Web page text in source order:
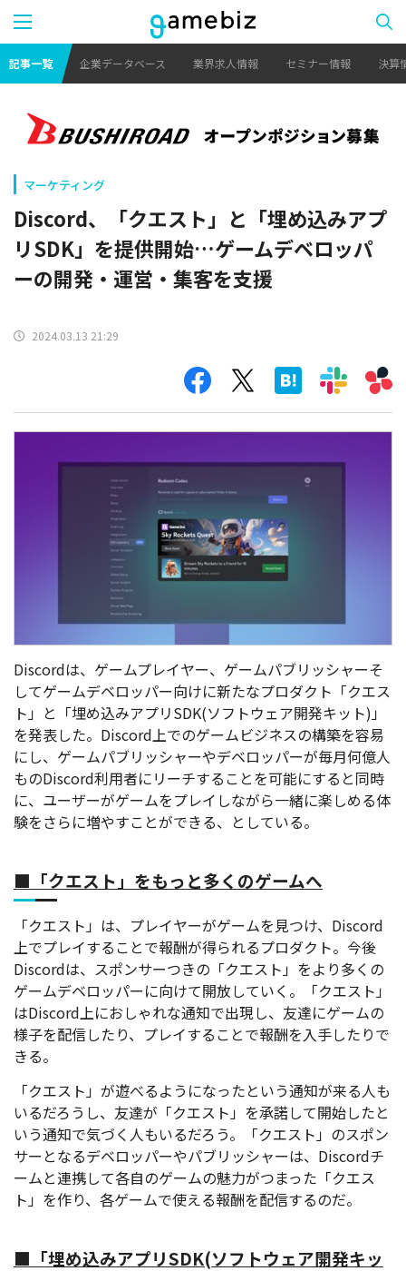
記事一覧 企業データベース 業界求人情報 セミナー情報 決算
マーケティング
Discord、「クエスト」と「埋め込みアプ
リSDK」を提供開始…ゲームデベロッパ
ーの開発・運営・集客を支援
2024.03.13 21:29
Discordは、ゲームプレイヤー、ゲームパブリッシャーそ
してゲームデベロッパー向けに新たなプロダクト「クエス
ト」と「埋め込みアプリSDK(ソフトウェア開発キット)」
を発表した。Discord上でのゲームビジネスの構築を容易
にし、ゲームパブリッシャーやデベロッパーが毎月何億人
ものDiscord利用者にリーチすることを可能にすると同時
に、ユーザーがゲームをプレイしながら一緒に楽しめる体
験をさらに増やすことができる、としている。
■「クエスト」をもっと多くのゲームへ
「クエスト」は、プレイヤーがゲームを見つけ、Discord
上でプレイすることで報酬が得られるプロダクト。 今後
Discordは、スポンサーつきの「クエスト」をより多くの
ゲームデベロッパーに向けて開放していく。「クエスト」
はDiscord上におしゃれな通知で出現し、友達にゲームの
様子を配信したり、プレイすることで報酬を入手したりで
きる。
「クエスト」が遊べるようになったという通知が来る人も
いるだろうし、友達が「クエスト」を承諾して開始したと
いう通知で気づく人もいるだろう。「クエスト」のスポン
サーとなるデベロッパーやパブリッシャーは、Discordチ
ームと連携して各自のゲームの魅力がつまった「クエス
ト」を作り、各ゲームで使える報酬を配信するのだ。
■「埋め込みアプリSDK(ソフトウェア開発キッ